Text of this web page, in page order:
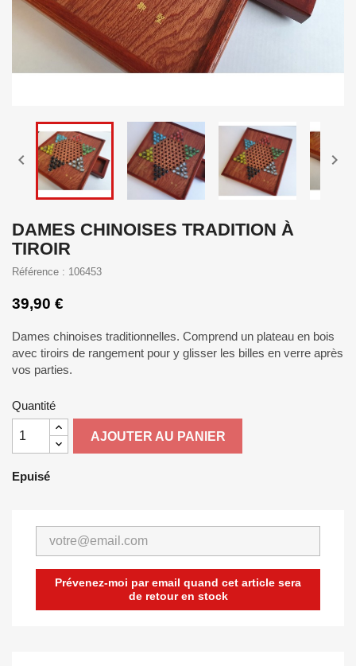
 
DAMES CHINOISES TRADITION À
TIROIR
Référence : 106453
39,90 €
Dames chinoises traditionnelles. Comprend un plateau en bois
avec tiroirs de rangement pour y glisser les billes en verre après
vos parties.
Quantité
AJOUTER AU PANIER
Epuisé
Prévenez-moi par email quand cet article sera
de retour en stock